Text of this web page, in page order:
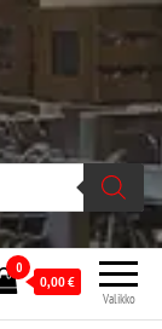
vaihtoehtomusaan
verkko- sekä
Kallion
Valikko
0
0,00€